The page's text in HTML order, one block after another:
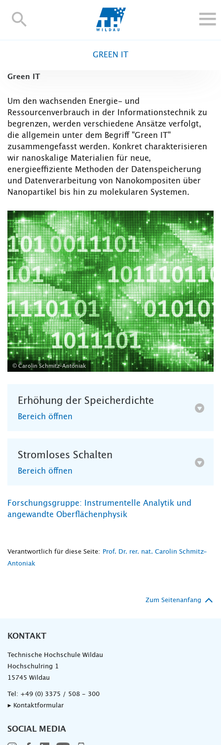
TH-
FORSCHUNG UND TRANSFER
ALUMNI
HOCHSCHULE
INTERNATIONAL
BESCHÄFTIGTE
Kontakt und Anfahrt Webmail Moodle
TH Online-Portal Personensuche English
GREEN IT
Green IT
Um den wachsenden Energie- und
Ressourcenverbrauch in der Informationstechnik zu
begrenzen, werden verschiedene Ansätze verfolgt,
die allgemein unter dem Begriff "Green IT"
zusammengefasst werden. Konkret charakterisieren
wir nanoskalige Materialien für neue,
energieeffiziente Methoden der Datenspeicherung
und Datenverarbeitung von Nanokompositen über
Nanopartikel bis hin zu molekularen Systemen.
© Carolin Schmitz-Antoniak
Erhöhung der Speicherdichte
Bereich öffnen
Stromloses Schalten
Bereich öffnen
Forschungsgruppe: Instrumentelle Analytik und
angewandte Oberflächenphysik
Verantwortlich für diese Seite:
Prof. Dr. rer. nat. Carolin Schmitz-
Antoniak
Zum Seitenanfang
KONTAKT
Technische Hochschule Wildau
Hochschulring 1
15745 Wildau
Tel: +49 (0) 3375 / 508 - 300
▸ Kontaktformular
SOCIAL MEDIA